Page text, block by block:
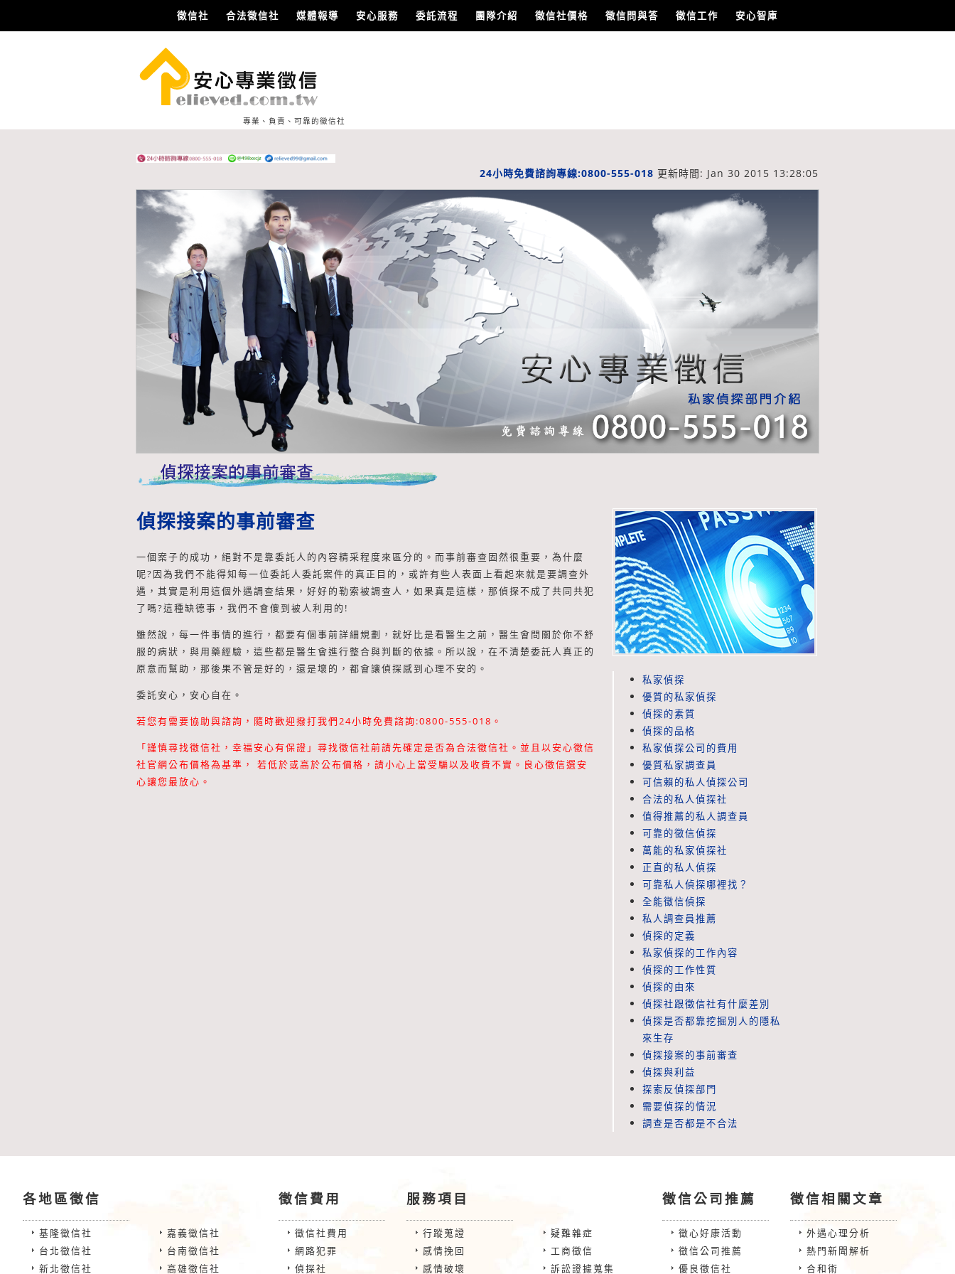
徵信社 合法徵信社 媒體報導 安心服務 委託流程 團隊介紹 徵信社價格 徵信問與答 徵信工作 安心智庫
專業、負責、可靠的徵信社
24小時免費諮詢專線:0800-555-018 更新時間: Jan 30 2015 13:28:05
偵探接案的事前審查
一個案子的成功，絕對不是靠委託人的內容精采程度來區分的。而事前審查固然很重要，為什麼
呢?因為我們不能得知每一位委託人委託案件的真正目的，或許有些人表面上看起來就是要調查外
遇，其實是利用這個外遇調查結果，好好的勒索被調查人，如果真是這樣，那偵探不成了共同共犯
了嗎?這種缺德事，我們不會傻到被人利用的!
雖然說，每一件事情的進行，都要有個事前詳細規劃，就好比是看醫生之前，醫生會問關於你不舒
服的病狀，與用藥經驗，這些都是醫生會進行整合與判斷的依據。所以說，在不清楚委託人真正的
原意而幫助，那後果不管是好的，還是壞的，都會讓偵探感到心理不安的。
委託安心，安心自在。
若您有需要協助與諮詢，隨時歡迎撥打我們24小時免費諮詢:0800-555-018。
「謹慎尋找徵信社，幸福安心有保證」尋找徵信社前請先確定是否為合法徵信社。並且以安心徵信
社官網公布價格為基準， 若低於或高於公布價格，請小心上當受騙以及收費不實。良心徵信選安
心讓您最放心。
私家偵探
優質的私家偵探
偵探的素質
偵探的品格
私家偵探公司的費用
優質私家調查員
可信賴的私人偵探公司
合法的私人偵探社
值得推薦的私人調查員
可靠的徵信偵探
萬能的私家偵探社
正直的私人偵探
可靠私人偵探哪裡找？
全能徵信偵探
私人調查員推薦
偵探的定義
私家偵探的工作內容
偵探的工作性質
偵探的由來
偵探社跟徵信社有什麼差別
偵探是否都靠挖掘別人的隱私
來生存
偵探接案的事前審查
偵探與利益
探索反偵探部門
需要偵探的情況
調查是否都是不合法
各地區徵信
基隆徵信社
台北徵信社
新北徵信社
嘉義徵信社
台南徵信社
高雄徵信社
徵信費用
徵信社費用
網路犯罪
偵探社
服務項目
行蹤蒐證
感情挽回
感情破壞
疑難雜症
工商徵信
訴訟證據蒐集
徵信公司推薦
徵心好康活動
徵信公司推薦
優良徵信社
徵信相關文章
外遇心理分析
熱門新聞解析
合和術